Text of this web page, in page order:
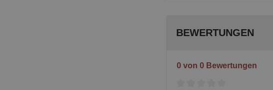
BEWERTUNGEN
0 von 0 Bewertungen